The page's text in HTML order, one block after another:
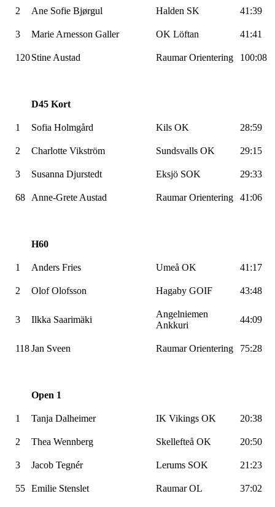
2 Ane Sofie Bjørgul Halden SK 41:39
3 Marie Arnesson Galler OK Löftan 41:41
120Stine Austad Raumar Orientering 100:08
D45 Kort
1 Sofia Holmgård Kils OK 28:59
2 Charlotte Vikström Sundsvalls OK 29:15
3 Susanna Djurstedt Eksjö SOK 29:33
68 Anne-Grete Austad Raumar Orientering 41:06
H60
1 Anders Fries Umeå OK 41:17
2 Olof Olofsson Hagaby GOIF 43:48
3 Ilkka Saarimäki
Angelniemen
Ankkuri
44:09
118Jan Sveen Raumar Orientering 75:28
Open 1
1 Tanja Dalheimer IK Vikings OK 20:38
2 Thea Wennberg Skellefteå OK 20:50
3 Jacob Tegnér Lerums SOK 21:23
55 Emilie Stenslet Raumar OL 37:02